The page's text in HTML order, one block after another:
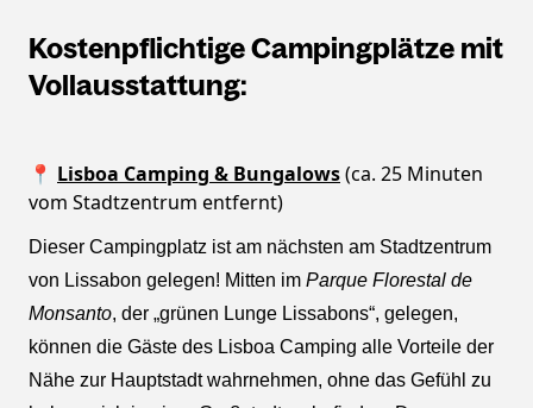
Kostenpflichtige Campingplätze mit
Vollausstattung:
📍 Lisboa Camping & Bungalows(ca. 25 Minuten
vom Stadtzentrum entfernt)
Dieser Campingplatz ist am nächsten am Stadtzentrum
von Lissabon gelegen! Mitten im Parque Florestal de
Monsanto, der „grünen Lunge Lissabons“, gelegen,
können die Gäste des Lisboa Camping alle Vorteile der
Nähe zur Hauptstadt wahrnehmen, ohne das Gefühl zu